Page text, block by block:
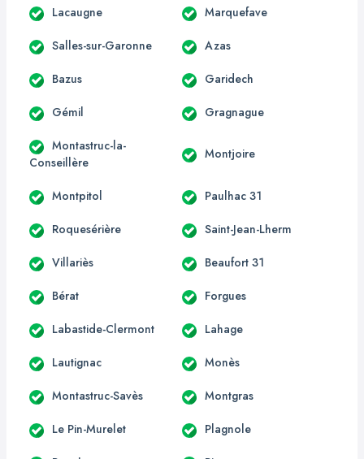
Lacaugne Marquefave
Salles-sur-Garonne Azas
Bazus Garidech
Gémil Gragnague
Montastruc-la-
Conseillère
Montjoire
Montpitol Paulhac 31
Roquesérière Saint-Jean-Lherm
Villariès Beaufort 31
Bérat Forgues
Labastide-Clermont Lahage
Lautignac Monès
Montastruc-Savès Montgras
Le Pin-Murelet Plagnole